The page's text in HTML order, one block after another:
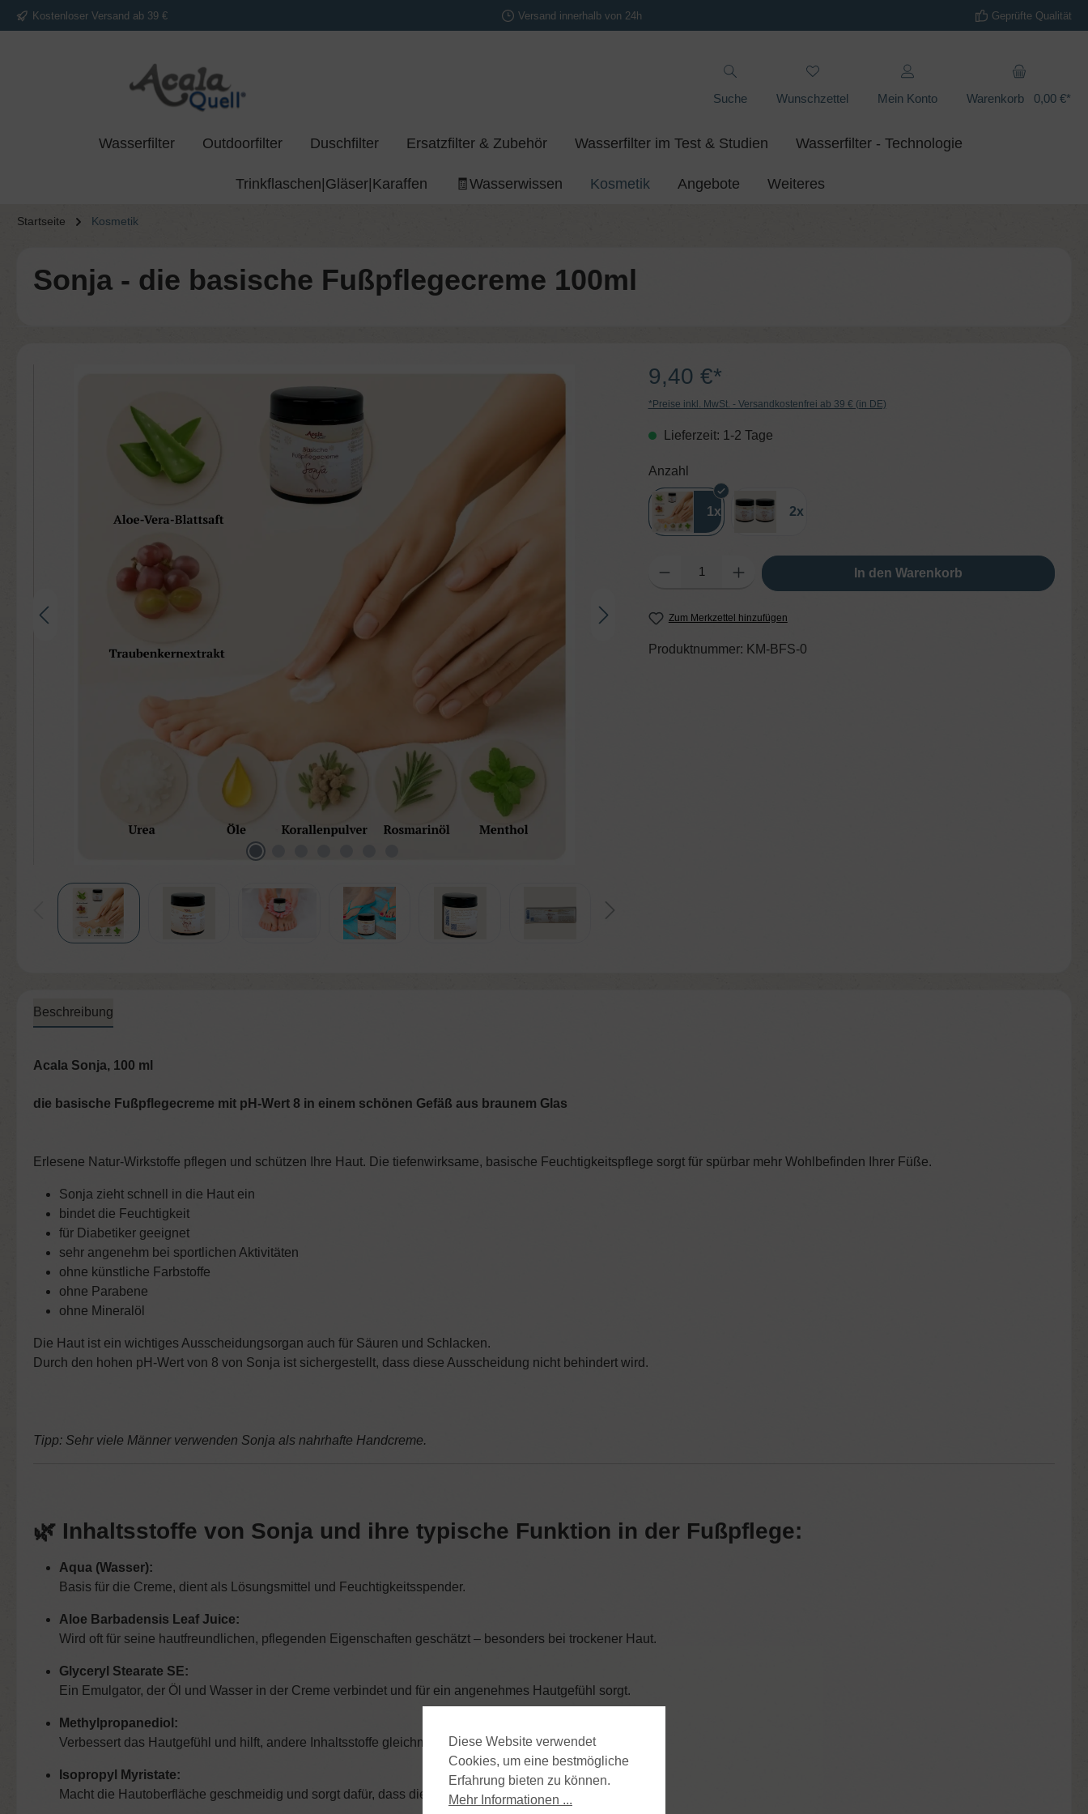
Zur Hauptnavigation springen
Kostenloser Versand ab 39 € Versand innerhalb von 24h Geprüfte Qualität
Suche Wunschzettel Mein Konto Warenkorb 0,00 €*
Wasserfilter Outdoorfilter Duschfilter Ersatzfilter & Zubehör Wasserfilter im Test & Studien Wasserfilter - Technologie
Trinkflaschen|Gläser|Karaffen 🧾Wasserwissen Kosmetik Angebote Weiteres
Startseite Kosmetik
Sonja - die basische Fußpflegecreme 100ml
9,40 €*
*Preise inkl. MwSt. - Versandkostenfrei ab 39 € (in DE)
Lieferzeit: 1-2 Tage
Anzahl auswählen
1x 2x
Produkt Anzahl: Gib den gewünschten Wert ein oder benutze die Schaltflächen um die Anzahl zu
In den Warenkorb
Zum Merkzettel hinzufügen
Produktnummer: KM-BFS-0
Beschreibung
Acala Sonja, 100 ml
die basische Fußpflegecreme mit pH-Wert 8 in einem schönen Gefäß aus braunem Glas
Erlesene Natur-Wirkstoffe pflegen und schützen Ihre Haut. Die tiefenwirksame, basische Feuchtigkeitspflege sorgt für spürbar mehr Wohlbefinden Ihrer Füße.
Sonja zieht schnell in die Haut ein
bindet die Feuchtigkeit
für Diabetiker geeignet
sehr angenehm bei sportlichen Aktivitäten
ohne künstliche Farbstoffe
ohne Parabene
ohne Mineralöl
Die Haut ist ein wichtiges Ausscheidungsorgan auch für Säuren und Schlacken.
Durch den hohen pH-Wert von 8 von Sonja ist sichergestellt, dass diese Ausscheidung nicht behindert wird.
Tipp: Sehr viele Männer verwenden Sonja als nahrhafte Handcreme.
🌿 Inhaltsstoffe von Sonja und ihre typische Funktion in der Fußpflege:
Aqua (Wasser):
Basis für die Creme, dient als Lösungsmittel und Feuchtigkeitsspender.
Aloe Barbadensis Leaf Juice:
Wird oft für seine hautfreundlichen, pflegenden Eigenschaften geschätzt – besonders bei trockener Haut.
Glyceryl Stearate SE:
Ein Emulgator, der Öl und Wasser in der Creme verbindet und für ein angenehmes Hautgefühl sorgt.
Methylpropanediol:
Verbessert das Hautgefühl und hilft, andere Inhaltsstoffe gleichmäßig zu verteilen.
Isopropyl Myristate:
Macht die Hautoberfläche geschmeidig und sorgt dafür, dass die Creme gut einzieht.
Diese Website verwendet
Cookies, um eine bestmögliche
Erfahrung bieten zu können.
Mehr Informationen ...